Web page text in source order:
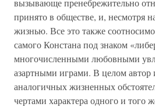
вызывающе пренебрежительно
принято в обществе, и, несмотря
жизнью. Все это также
самого Констана под знаком
многочисленными любовными
азартными играми. В целом автор
аналогичных жизненных
чертами характера одного и того